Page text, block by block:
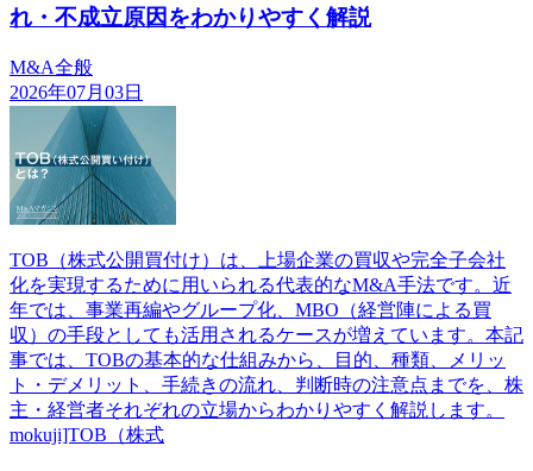
れ・不成立原因をわかりやすく解説
M&A全般
2026年07月03日
TOB（株式公開買付け）は、上場企業の買収や完全子会社
化を実現するために用いられる代表的なM&A手法です。近
年では、事業再編やグループ化、MBO（経営陣による買
収）の手段としても活用されるケースが増えています。本記
事では、TOBの基本的な仕組みから、目的、種類、メリッ
ト・デメリット、手続きの流れ、判断時の注意点までを、株
主・経営者それぞれの立場からわかりやすく解説します。
mokuji]TOB（株式